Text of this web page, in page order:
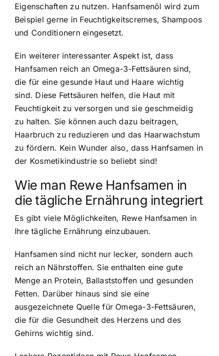
Eigenschaften zu nutzen. Hanfsamenöl wird zum
Beispiel gerne in Feuchtigkeitscremes, Shampoos
und Conditionern eingesetzt.
Ein weiterer interessanter Aspekt ist, dass
Hanfsamen reich an Omega-3-Fettsäuren sind,
die für eine gesunde Haut und Haare wichtig
sind. Diese Fettsäuren helfen, die Haut mit
Feuchtigkeit zu versorgen und sie geschmeidig
zu halten. Sie können auch dazu beitragen,
Haarbruch zu reduzieren und das Haarwachstum
zu fördern. Kein Wunder also, dass Hanfsamen in
der Kosmetikindustrie so beliebt sind!
Wie man Rewe Hanfsamen in
die tägliche Ernährung integriert
Es gibt viele Möglichkeiten, Rewe Hanfsamen in
Ihre tägliche Ernährung einzubauen.
Hanfsamen sind nicht nur lecker, sondern auch
reich an Nährstoffen. Sie enthalten eine gute
Menge an Protein, Ballaststoffen und gesunden
Fetten. Darüber hinaus sind sie eine
ausgezeichnete Quelle für Omega-3-Fettsäuren,
die für die Gesundheit des Herzens und des
Gehirns wichtig sind.